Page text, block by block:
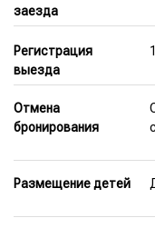
заезда
Регистрация
выезда
Отмена
бронирования
Размещение детей